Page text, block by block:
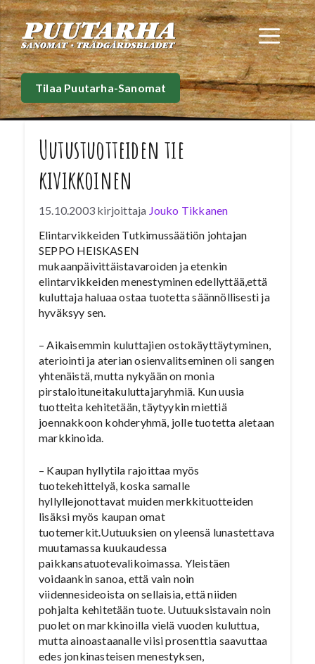
Siirry
sisältöön
Tilaa Puutarha-Sanomat
Uutustuotteiden tie
kivikkoinen
15.10.2003 kirjoittaja Jouko Tikkanen
Elintarvikkeiden Tutkimussäätiön johtajan
SEPPO HEISKASEN
mukaanpäivittäistavaroiden ja etenkin
elintarvikkeiden menestyminen edellyttää,että
kuluttaja haluaa ostaa tuotetta säännöllisesti ja
hyväksyy sen.
– Aikaisemmin kuluttajien ostokäyttäytyminen,
ateriointi ja aterian osienvalitseminen oli sangen
yhtenäistä, mutta nykyään on monia
pirstaloituneitakuluttajaryhmiä. Kun uusia
tuotteita kehitetään, täytyykin miettiä
joennakkoon kohderyhmä, jolle tuotetta aletaan
markkinoida.
– Kaupan hyllytila rajoittaa myös
tuotekehittelyä, koska samalle
hyllyllejonottavat muiden merkkituotteiden
lisäksi myös kaupan omat
tuotemerkit.Uutuuksien on yleensä lunastettava
muutamassa kuukaudessa
paikkansatuotevalikoimassa. Yleistäen
voidaankin sanoa, että vain noin
viidennesideoista on sellaisia, että niiden
pohjalta kehitetään tuote. Uutuuksistavain noin
puolet on markkinoilla vielä vuoden kuluttua,
mutta ainoastaanalle viisi prosenttia saavuttaa
edes jonkinasteisen menestyksen,